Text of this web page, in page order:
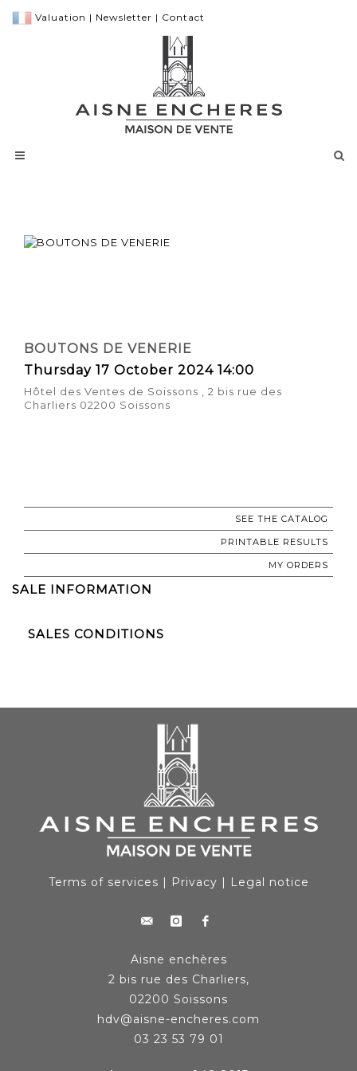
Valuation | Newsletter | Contact
BOUTONS DE VENERIE
Thursday 17 October 2024 14:00
Hôtel des Ventes de Soissons , 2 bis rue des
Charliers 02200 Soissons
SEE THE CATALOG
PRINTABLE RESULTS
MY ORDERS
SALE INFORMATION
SALES CONDITIONS
Terms of services Privacy Legal notice
Aisne enchères
2 bis rue des Charliers,
02200 Soissons
hdv@aisne-encheres.com
03 23 53 79 01